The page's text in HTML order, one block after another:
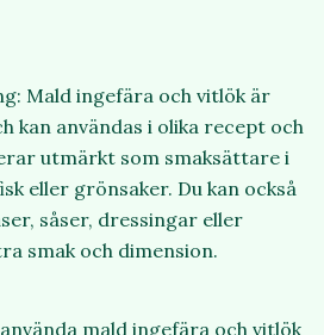
Mald ingefära och vitlök är
kan användas i olika recept och
utmärkt som smaksättare i
eller grönsaker. Du kan också
såser, dressingar eller
smak och dimension.
mald ingefära och vitlök